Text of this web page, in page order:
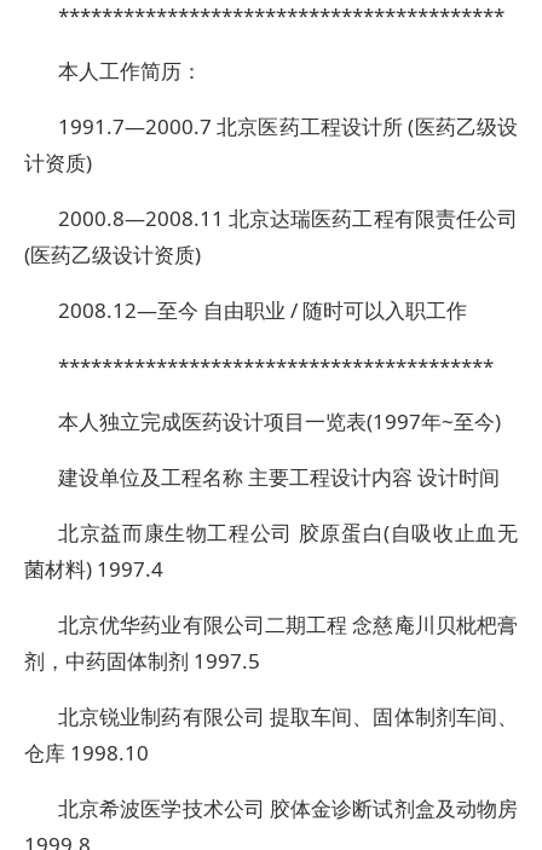
*****************************************
本人工作简历：
1991.7—2000.7 北京医药工程设计所 (医药乙级设
计资质)
2000.8—2008.11 北京达瑞医药工程有限责任公司
(医药乙级设计资质)
2008.12—至今 自由职业 / 随时可以入职工作
****************************************
本人独立完成医药设计项目一览表(1997年~至今)
建设单位及工程名称 主要工程设计内容 设计时间
北京益而康生物工程公司 胶原蛋白(自吸收止血无
菌材料) 1997.4
北京优华药业有限公司二期工程 念慈庵川贝枇杷膏
剂，中药固体制剂 1997.5
北京锐业制药有限公司 提取车间、固体制剂车间、
仓库 1998.10
北京希波医学技术公司 胶体金诊断试剂盒及动物房